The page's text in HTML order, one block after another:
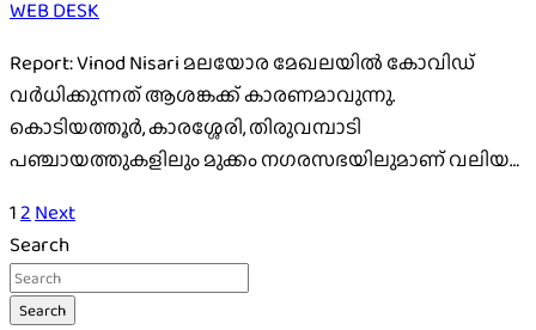
WEB DESK
Report: Vinod Nisari മലയോര മേഖലയിൽ കോവിഡ്
വർധിക്കുന്നത് ആശങ്കക്ക് കാരണമാവുന്നു.
കൊടിയത്തൂർ, കാരശ്ശേരി, തിരുവമ്പാടി
പഞ്ചായത്തുകളിലും മുക്കം നഗരസഭയിലുമാണ് വലിയ…
Posts
pagination
12 Next
Search
Search